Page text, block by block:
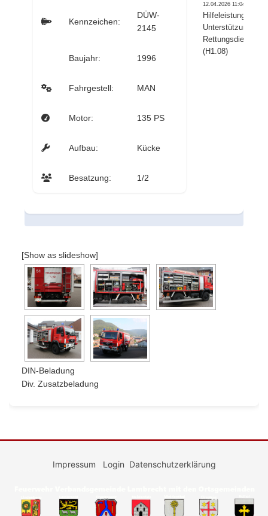
Kennzeichen:
DÜW-
2145
Baujahr: 1996
Fahrgestell: MAN
Motor: 135 PS
Aufbau: Kücke
Besatzung: 1/2
12.04.2026 11:04:00
Hilfeleistung –
Unterstützung
Rettungsdienst
(H1.08)
[Show as slideshow]
DIN-Beladung
Div. Zusatzbeladung
Impressum Login Datenschutzerklärung